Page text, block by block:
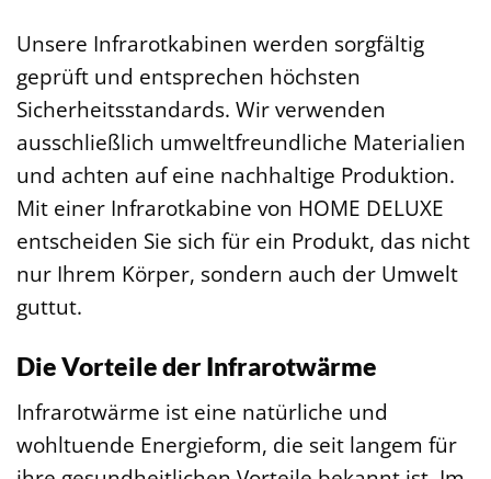
Unsere Infrarotkabinen werden sorgfältig
geprüft und entsprechen höchsten
Sicherheitsstandards. Wir verwenden
ausschließlich umweltfreundliche Materialien
und achten auf eine nachhaltige Produktion.
Mit einer Infrarotkabine von HOME DELUXE
entscheiden Sie sich für ein Produkt, das nicht
nur Ihrem Körper, sondern auch der Umwelt
guttut.
Die Vorteile der Infrarotwärme
Infrarotwärme ist eine natürliche und
wohltuende Energieform, die seit langem für